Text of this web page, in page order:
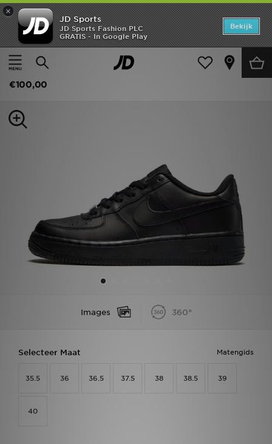
×
JD Sports
JD Sports Fashion PLC
GRATIS - In Google Play
Bekijk
Thuis
Kids
Nike Air Force 1 Low Junior
€100,00
Images 360°
Matengids
Selecteer Maat
35.5 36 36.5 37.5 38 38.5 39
40
Home
Offers
Dames
Sports
Mijn JD
Klantenservice
Download de app